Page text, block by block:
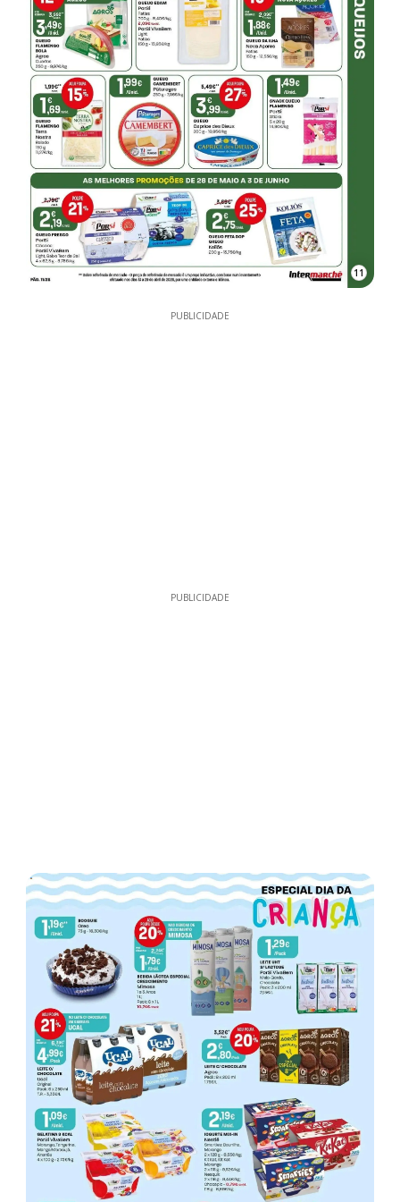
11
PUBLICIDADE
PUBLICIDADE